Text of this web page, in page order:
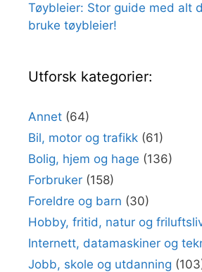
Tøybleier: Stor guide med alt
bruke tøybleier!
Utforsk kategorier:
Annet (64)
Bil, motor og trafikk (61)
Bolig, hjem og hage (136)
Forbruker (158)
Foreldre og barn (30)
Hobby, fritid, natur og
Internett, datamaskiner og
Jobb, skole og utdanning